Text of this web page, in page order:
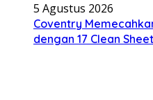
5 Agustus 2026
Coventry
dengan 17 Clean Sheet